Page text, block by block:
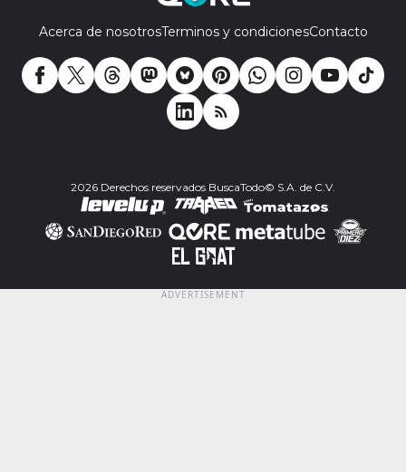
Acerca de nosotrosTerminos y condicionesContacto
2026 Derechos reservados BuscaTodo© S.A. de C.V.